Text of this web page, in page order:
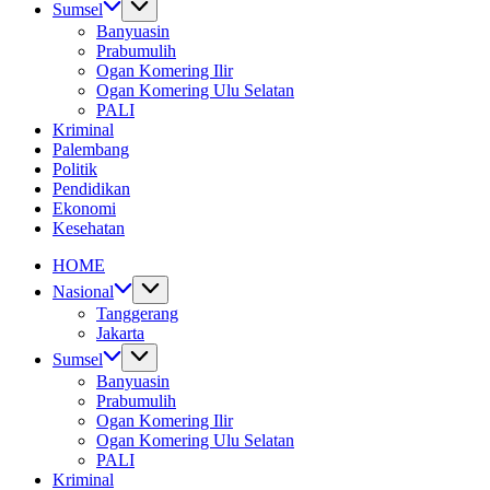
Sumsel
Banyuasin
Prabumulih
Ogan Komering Ilir
Ogan Komering Ulu Selatan
PALI
Kriminal
Palembang
Politik
Pendidikan
Ekonomi
Kesehatan
HOME
Nasional
Tanggerang
Jakarta
Sumsel
Banyuasin
Prabumulih
Ogan Komering Ilir
Ogan Komering Ulu Selatan
PALI
Kriminal